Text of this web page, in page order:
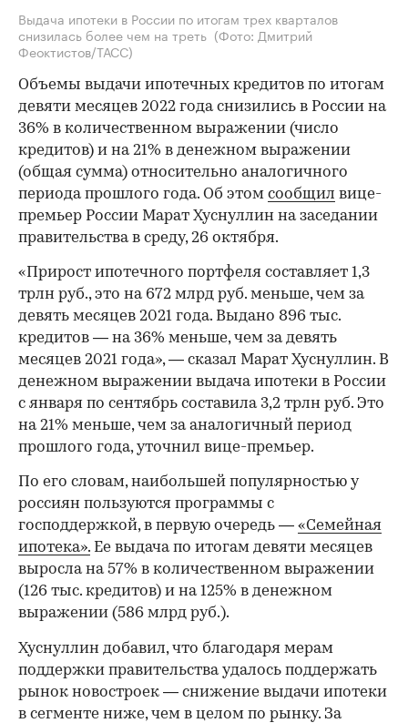
Выдача ипотеки в России по итогам трех кварталов
снизилась более чем на треть (Фото: Дмитрий
Феоктистов/ТАСС)
Объемы выдачи ипотечных кредитов по итогам
девяти месяцев 2022 года снизились в России на
36% в количественном выражении (число
кредитов) и на 21% в денежном выражении
(общая сумма) относительно аналогичного
периода прошлого года. Об этом сообщил вице-
премьер России Марат Хуснуллин на заседании
правительства в среду, 26 октября.
«Прирост ипотечного портфеля составляет 1,3
трлн руб., это на 672 млрд руб. меньше, чем за
девять месяцев 2021 года. Выдано 896 тыс.
кредитов — на 36% меньше, чем за девять
месяцев 2021 года», — сказал Марат Хуснуллин. В
денежном выражении выдача ипотеки в России
с января по сентябрь составила 3,2 трлн руб. Это
на 21% меньше, чем за аналогичный период
прошлого года, уточнил вице-премьер.
По его словам, наибольшей популярностью у
россиян пользуются программы с
господдержкой, в первую очередь — «Семейная
ипотека». Ее выдача по итогам девяти месяцев
выросла на 57% в количественном выражении
(126 тыс. кредитов) и на 125% в денежном
выражении (586 млрд руб.).
Хуснуллин добавил, что благодаря мерам
поддержки правительства удалось поддержать
рынок новостроек — снижение выдачи ипотеки
в сегменте ниже, чем в целом по рынку. За